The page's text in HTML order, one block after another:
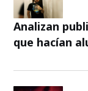
Analizan
que hacían